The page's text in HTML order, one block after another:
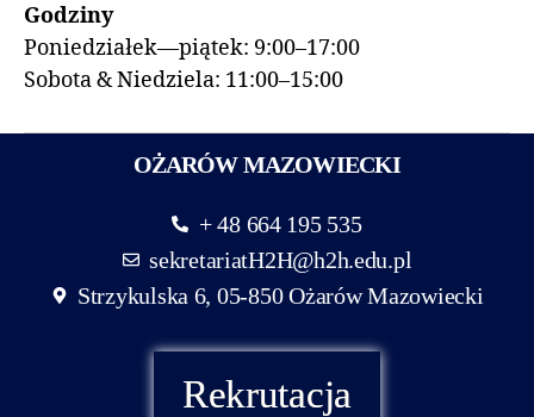
Godziny
Poniedziałek—piątek: 9:00–17:00
Sobota & Niedziela: 11:00–15:00
OŻARÓW MAZOWIECKI
+ 48 664 195 535
sekretariatH2H@h2h.edu.pl
Strzykulska 6, 05-850 Ożarów Mazowiecki
Rekrutacja